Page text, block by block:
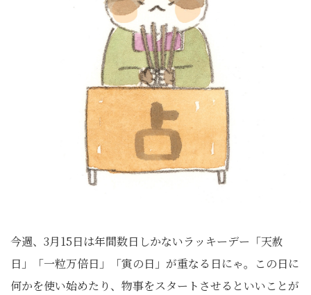
今週、3月15日は年間数日しかないラッキーデー「天赦
日」「一粒万倍日」「寅の日」が重なる日にゃ。この日に
何かを使い始めたり、物事をスタートさせるといいことが